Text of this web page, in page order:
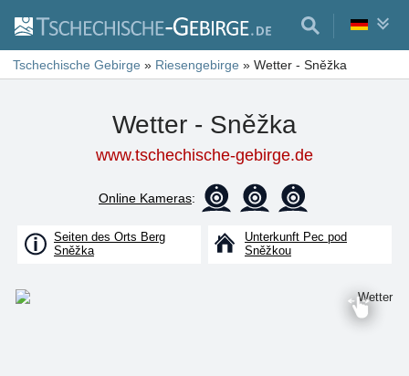
Tschechische Gebirge » Riesengebirge » Wetter - Sněžka
Wetter - Sněžka
www.tschechische-gebirge.de
Online Kameras:
Seiten des Orts Berg
Sněžka
Unterkunft Pec pod
Sněžkou